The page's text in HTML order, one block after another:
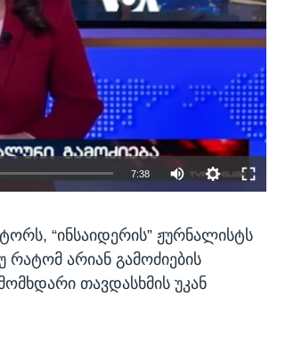
available
7:38
“ინსაიდერის” ჟურნალისტს
რატომ არიან გამოძიების
თავდასხმის უკან